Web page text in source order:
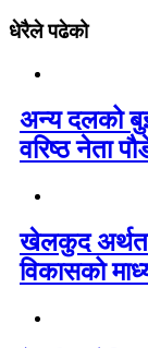
धेरैले पढेको
अन्य दलको
वरिष्ठ नेता
खेलकुद
विकासको